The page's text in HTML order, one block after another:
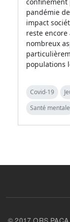
pandémie
impact
reste
nombreux
populations
Covid-19
Santé mentale
© 2017 ORS PACA